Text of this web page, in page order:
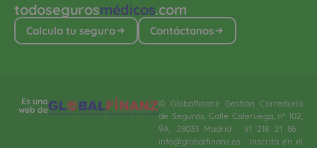
todosegurosmédicos.com
Calcula tu seguro Contáctanos
Es una
web de
© Globalfinanz Gestión Correduría
de Seguros. Calle Caleruega, nº 102,
9A, 28033 Madrid · 91 218 21 86 ·
info@globalfinanz.es · Inscrita en el